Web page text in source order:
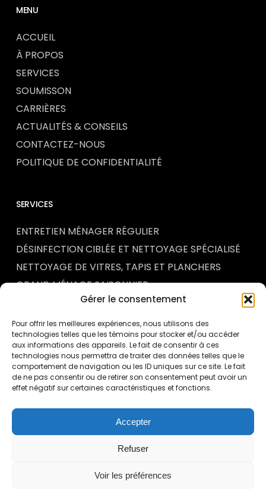
Gérer le consentement
Pour offrir les meilleures expériences, nous utilisons des
technologies telles que les témoins pour stocker et/ou accéder
aux informations des appareils. Le fait de consentir à ces
technologies nous permettra de traiter des données telles que le
comportement de navigation ou les ID uniques sur ce site. Le fait
de ne pas consentir ou de retirer son consentement peut avoir un
effet négatif sur certaines caractéristiques et fonctions.
Accepter
Refuser
Voir les préférences
MENU
ACCUEIL
À PROPOS
SERVICES
SOUMISSON
CARRIÈRES
ACTUALITÉS & CONSEILS
CONTACTEZ-NOUS
POLITIQUE DE CONFIDENTIALITÉ
SERVICES
ENTRETIEN MÉNAGER RÉGULIER
DÉSINFECTION CIBLÉE ET NETTOYAGE SPÉCIALISÉ
NETTOYAGE DE VITRES, TAPIS ET PLANCHERS
GRAND MÉNAGE SAISONNIER
SERVICES PERSONNALISÉS
ACTUALITÉS & CONSEILS
ENTRETIEN MÉNAGER DES ENTREPÔTS INDUSTRIELS
À QUÉBEC : UN FACTEUR ESSENTIEL DE SÉCURITÉ ET
DE PERFORMANCE
POURQUOI METTRE EN PLACE UN PROGRAMME DE
CONTRÔLE QUALITÉ EN ENTRETIEN MÉNAGER
POURQUOI L’ENTRETIEN MÉNAGER DES BUREAUX
INFLUENCE DIRECTEMENT LA PRODUCTIVITÉ DES
ENTRETIEN MÉNAGER DES CONCESSIONNAIRES